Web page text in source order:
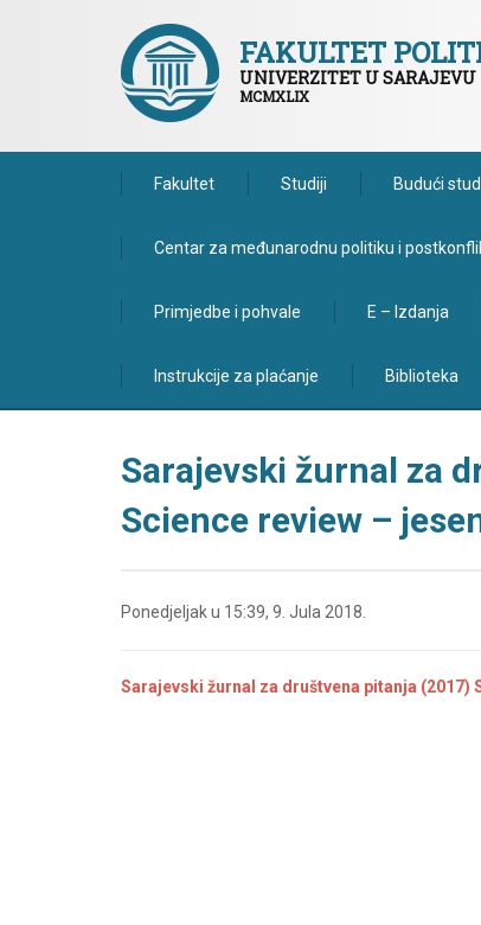
FAKULTET
UNIVERZITET U SARAJEVU
MCMXLIX
Fakultet Studiji Budući
Centar za međunarodnu politiku i
Primjedbe i pohvale E – Izdanja
Instrukcije za plaćanje Biblioteka
Sarajevski žurnal za
Science review –
Ponedjeljak u 15:39, 9. Jula 2018.
Sarajevski žurnal za društvena pitanja